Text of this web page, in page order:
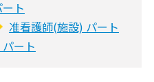
ト
准看護師(施設) パート
ート